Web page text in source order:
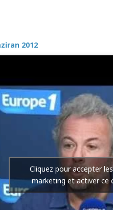
2012
Cliquez pour accepter
marketing et activer ce